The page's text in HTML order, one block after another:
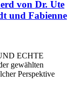
von Dr. Ute
und Fabienne
ECHTE
gewählten
Perspektive